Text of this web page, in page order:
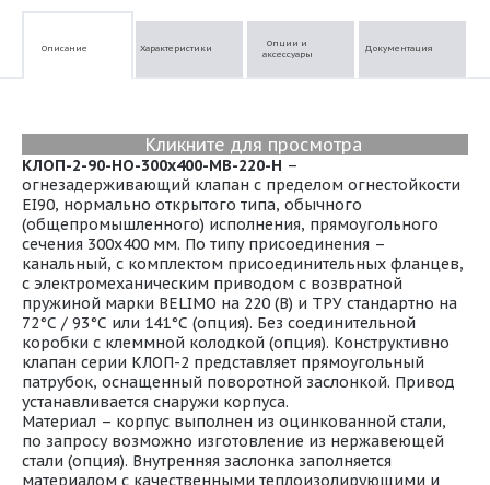
Описание Характеристики
Опции и
аксессуары
Документация
Кликните для просмотра
КЛОП-2-90-НО-300х400-МВ-220-Н –
огнезадерживающий клапан с пределом огнестойкости
EI90, нормально открытого типа, обычного
(общепромышленного) исполнения, прямоугольного
сечения 300х400 мм. По типу присоединения –
канальный, с комплектом присоединительных фланцев,
с электромеханическим приводом с возвратной
пружиной марки BELIMO на 220 (В) и ТРУ стандартно на
72°С / 93°С или 141°С (опция). Без соединительной
коробки с клеммной колодкой (опция). Конструктивно
клапан серии КЛОП-2 представляет прямоугольный
патрубок, оснащенный поворотной заслонкой. Привод
устанавливается снаружи корпуса.
Материал – корпус выполнен из оцинкованной стали,
по запросу возможно изготовление из нержавеющей
стали (опция). Внутренняя заслонка заполняется
материалом с качественными теплоизолирующими и